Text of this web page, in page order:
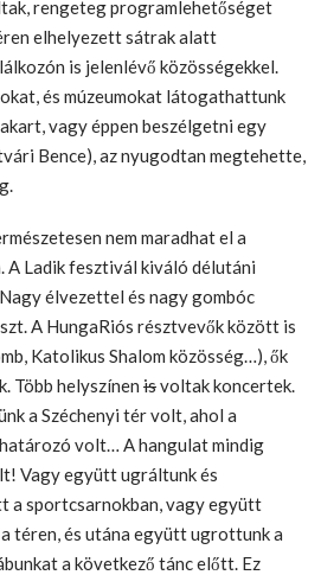
rengeteg programlehetőséget
elhelyezett sátrak alatt
is jelenlévő közösségekkel.
és múzeumokat látogathattunk
vagy éppen beszélgetni egy
Bence), az nyugodtan megtehette,
nem maradhat el a
A Ladik fesztivál kiváló délutáni
élvezettel és nagy gombóc
A HungaRiós résztvevők között is
Katolikus Shalom közösség…), ők
Több helyszínen isvoltak koncertek.
a Széchenyi tér volt, ahol a
volt… A hangulat mindig
Vagy együtt ugráltunk és
a sportcsarnokban, vagy együtt
téren, és utána együtt ugrottunk a
a következő tánc előtt. Ez